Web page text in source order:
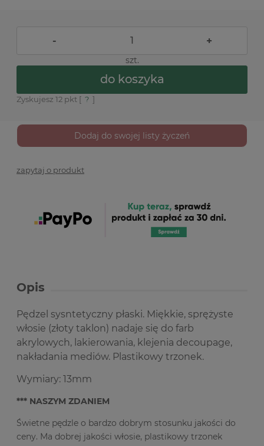
- +
szt.
do koszyka
Zyskujesz 12 pkt [ ? ]
Dodaj do swojej listy życzeń
zapytaj o produkt
Opis
Pędzel sysntetyczny płaski. Miękkie, sprężyste
włosie (złoty taklon) nadaje się do farb
akrylowych, lakierowania, klejenia decoupage,
nakładania mediów. Plastikowy trzonek.
Wymiary: 13mm
*** NASZYM ZDANIEM
Świetne pędzle o bardzo dobrym stosunku jakości do
ceny. Ma dobrej jakości włosie, plastikowy trzonek